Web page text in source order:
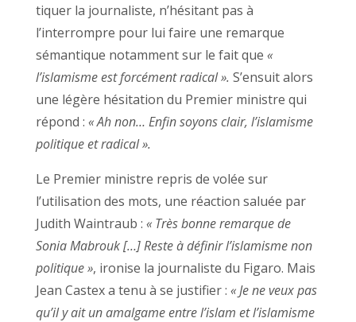
tiquer la journaliste, n’hésitant pas à
l’interrompre pour lui faire une remarque
sémantique notamment sur le fait que «
l’islamisme est forcément radical ». S’ensuit alors
une légère hésitation du Premier ministre qui
répond : « Ah non… Enfin soyons clair, l’islamisme
politique et radical ».
Le Premier ministre repris de volée sur
l’utilisation des mots, une réaction saluée par
Judith Waintraub : « Très bonne remarque de
Sonia Mabrouk […] Reste à définir l’islamisme non
politique », ironise la journaliste du Figaro. Mais
Jean Castex a tenu à se justifier : « Je ne veux pas
qu’il y ait un amalgame entre l’islam et l’islamisme